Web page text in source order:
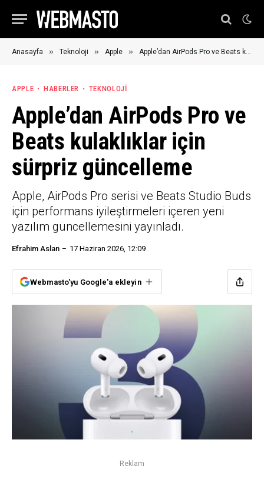
Anasayfa » Teknoloji » Apple » Apple’dan AirPods Pro ve Beats kulaklıklar için sürpriz güncelleme
APPLE HABERLER TEKNOLOJI
Apple’dan AirPods Pro ve
Beats kulaklıklar için
sürpriz güncelleme
Apple, AirPods Pro serisi ve Beats Studio Buds
için performans iyileştirmeleri içeren yeni
yazılım güncellemesini yayınladı.
Efrahim Aslan 17 Haziran 2026, 12:09
Webmasto'yu Google'a ekleyin
Reklam